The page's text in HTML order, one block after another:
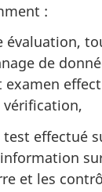
:
évaluation,
de
vérification,
effectué
et les